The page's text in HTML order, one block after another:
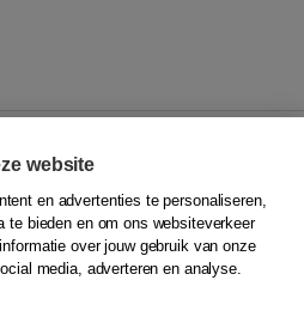
website
en advertenties te personaliseren,
te bieden en om ons websiteverkeer
over jouw gebruik van onze
media, adverteren en analyse.